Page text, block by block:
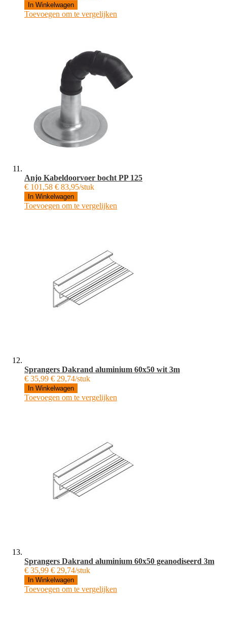
In Winkelwagen
Toevoegen om te vergelijken
Anjo Kabeldoorvoer bocht PP 125
€ 101,58 € 83,95/stuk
In Winkelwagen
Toevoegen om te vergelijken
Sprangers Dakrand aluminium 60x50 wit 3m
€ 35,99 € 29,74/stuk
In Winkelwagen
Toevoegen om te vergelijken
Sprangers Dakrand aluminium 60x50 geanodiseerd 3m
€ 35,99 € 29,74/stuk
In Winkelwagen
Toevoegen om te vergelijken